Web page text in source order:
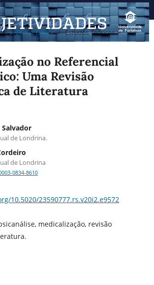
/ v. 20 n. 2 (2020) / Estudos Teóricos
no Referencial
Uma Revisão
de Literatura
de Londrina.
de Londrina
0834-8610
10.5020/23590777.rs.v20i2.e9572
medicalização, revisão